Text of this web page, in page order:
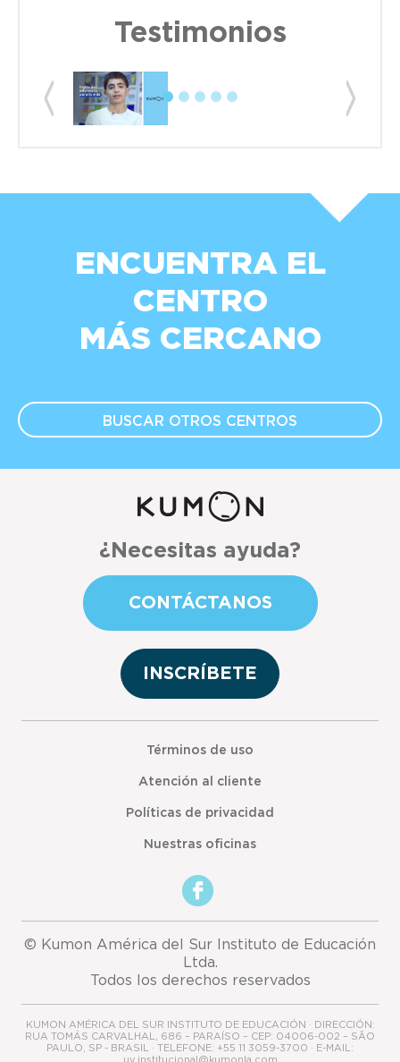
Testimonios
Previous Next
ENCUENTRA EL
CENTRO
MÁS CERCANO
BUSCAR OTROS CENTROS
¿Necesitas ayuda?
CONTÁCTANOS
INSCRÍBETE
Términos de uso
Atención al cliente
Políticas de privacidad
Nuestras oficinas
© Kumon América del Sur Instituto de Educación
Ltda.
Todos los derechos reservados
KUMON AMÉRICA DEL SUR INSTITUTO DE EDUCACIÓN · DIRECCIÓN:
RUA TOMÁS CARVALHAL, 686 – PARAÍSO – CEP: 04006-002 – SÃO
PAULO, SP - BRASIL · TELEFONE: +55 11 3059-3700 · E-MAIL:
uy.institucional@kumonla.com